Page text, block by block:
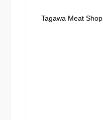
Tagawa Meat Shop